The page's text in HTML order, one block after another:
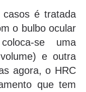
é tratada
o bulbo ocular
se uma
e outra
agora, o HRC
que tem